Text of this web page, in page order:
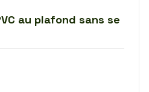
au plafond sans se